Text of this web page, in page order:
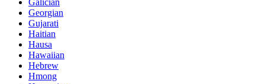
Galician
Georgian
Gujarati
Haitian
Hausa
Hawaiian
Hebrew
Hmong